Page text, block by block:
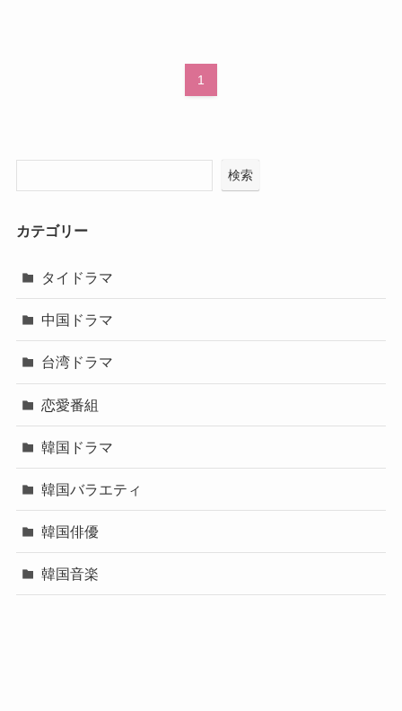
1
検索
カテゴリー
タイドラマ
中国ドラマ
台湾ドラマ
恋愛番組
韓国ドラマ
韓国バラエティ
韓国俳優
韓国音楽